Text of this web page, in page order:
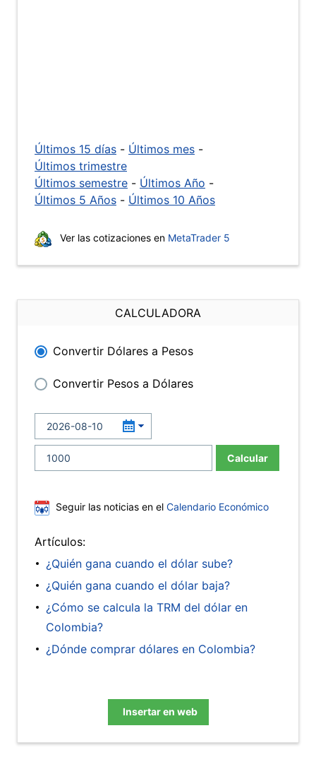
Últimos 15 días - Últimos mes -
Últimos trimestre
Últimos semestre - Últimos Año -
Últimos 5 Años - Últimos 10 Años
Ver las cotizaciones en MetaTrader 5
CALCULADORA
Convertir Dólares a Pesos
Convertir Pesos a Dólares
Calcular
Seguir las noticias en el Calendario Económico
Artículos:
¿Quién gana cuando el dólar sube?
¿Quién gana cuando el dólar baja?
¿Cómo se calcula la TRM del dólar en
Colombia?
¿Dónde comprar dólares en Colombia?
Insertar en web